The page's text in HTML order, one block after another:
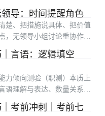
有效的刷题，是每一次做
我为什么错、下次同类题我
导：时间提醒角色
楚、把措施说具体、把价值
，无领导小组讨论重协作与
互评环节。很多考生笔试排
达能力差，而是审题偏、框
言语：逻辑填空
力倾向测验（职测）本质上
语理解与表达、数量关系、
板块，任何一块失控都会拖
考里分数起伏很大，根因往
考前冲刺｜考前七